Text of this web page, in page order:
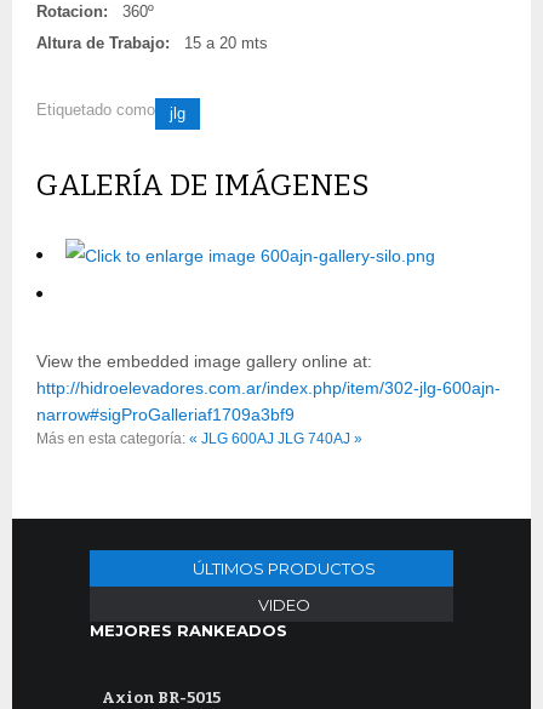
Rotacion:
360º
Altura de Trabajo:
15 a 20 mts
Etiquetado como jlg
GALERÍA DE IMÁGENES
View the embedded image gallery online at:
http://hidroelevadores.com.ar/index.php/item/302-jlg-600ajn-
narrow#sigProGalleriaf1709a3bf9
Más en esta categoría: « JLG 600AJ JLG 740AJ »
ÚLTIMOS PRODUCTOS
VIDEO
MEJORES RANKEADOS
Axion BR-5015